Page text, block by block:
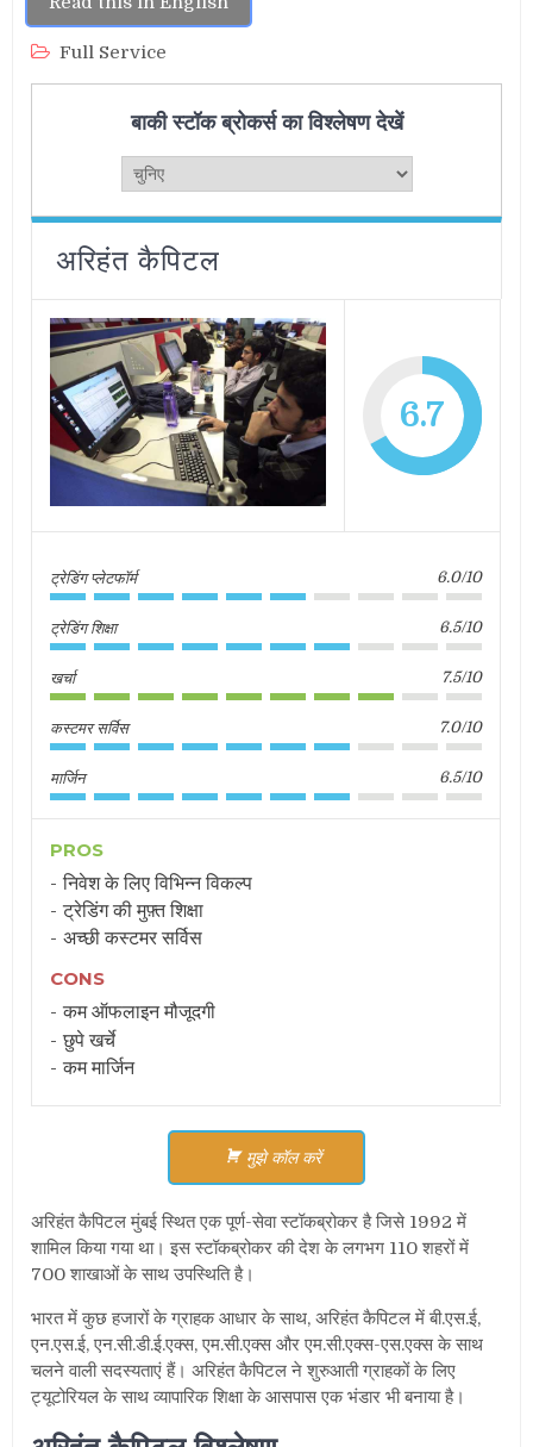
Full Service
बाकी स्टॉक ब्रोकर्स का विश्लेषण देखें
अरिहंत कैपिटल
6.7
ट्रेडिंग प्लेटफॉर्म 6.0/10
ट्रेडिंग शिक्षा 6.5/10
खर्चा 7.5/10
कस्टमर सर्विस 7.0/10
मार्जिन 6.5/10
PROS
निवेश के लिए विभिन्न विकल्प
ट्रेडिंग की मुफ़्त शिक्षा
अच्छी कस्टमर सर्विस
CONS
कम ऑफलाइन मौजूदगी
छुपे खर्चे
कम मार्जिन
मुझे कॉल करें
अरिहंत कैपिटल मुंबई स्थित एक पूर्ण-सेवा स्टॉकब्रोकर है जिसे 1992 में
शामिल किया गया था। इस स्टॉकब्रोकर की देश के लगभग 110 शहरों में
700 शाखाओं के साथ उपस्थिति है।
भारत में कुछ हजारों के ग्राहक आधार के साथ,अरिहंत कैपिटल में बी.एस.ई,
एन.एस.ई,एन.सी.डी.ई.एक्स,एम.सी.एक्स और एम.सी.एक्स-एस.एक्स के साथ
चलने वाली सदस्यताएं हैं। अरिहंत कैपिटल ने शुरुआती ग्राहकों के लिए
ट्यूटोरियल के साथ व्यापारिक शिक्षा के आसपास एक भंडार भी बनाया है।